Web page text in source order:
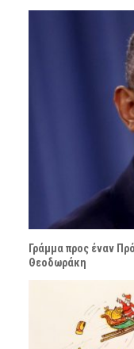
Γράμμα προς έναν
Θεοδωράκη